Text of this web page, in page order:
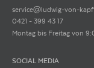
service@ludwig-von-
0421 - 399 43 17
Montag bis Freitag von
SOCIAL MEDIA